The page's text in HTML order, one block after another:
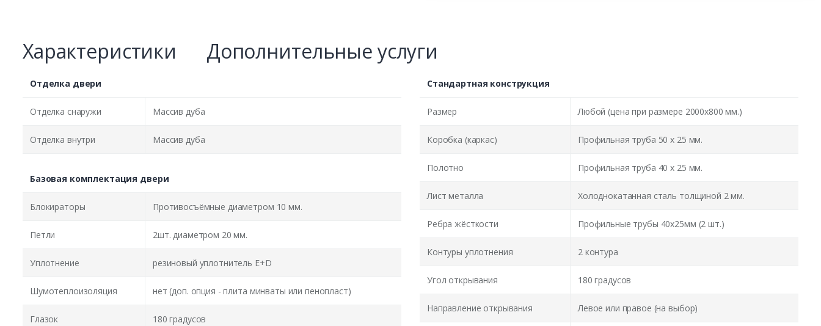
Характеристики Дополнительные услуги
Отделка двери
Отделка снаружи Массив дуба
Отделка внутри Массив дуба
Базовая комплектация двери
Блокираторы Противосъёмные диаметром 10 мм.
Петли 2шт. диаметром 20 мм.
Уплотнение резиновый уплотнитель E+D
Шумотеплоизоляция нет (доп. опция - плита минваты или пенопласт)
Глазок 180 градусов
Стандартная конструкция
Размер Любой (цена при размере 2000x800 мм.)
Коробка (каркас) Профильная труба 50 х 25 мм.
Полотно Профильная труба 40 х 25 мм.
Лист металла Холоднокатанная сталь толщиной 2 мм.
Ребра жёсткости Профильные трубы 40х25мм (2 шт.)
Контуры уплотнения 2 контура
Угол открывания 180 градусов
Направление открывания Левое или правое (на выбор)